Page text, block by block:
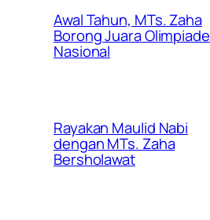
Awal Tahun, MTs. Zaha
Borong Juara Olimpiade
Nasional
Rayakan Maulid Nabi
dengan MTs. Zaha
Bersholawat